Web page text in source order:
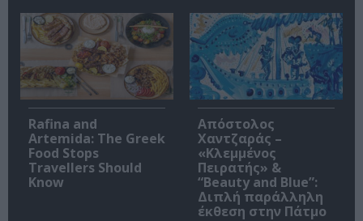
Rafina and
Artemida: The Greek
Food Stops
Travellers Should
Know
Απόστολος
Χαντζαράς –
«Κλεμμένος
Πειρατής» &
“Beauty and Blue”:
Διπλή παράλληλη
έκθεση στην Πάτμο